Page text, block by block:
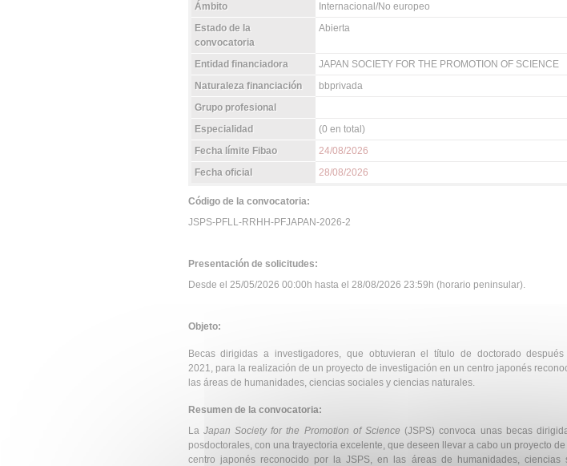
Ámbito
Internacional/No europeo
Estado de la
convocatoria
Abierta
Entidad financiadora
JAPAN SOCIETY FOR THE PROMOTION OF SCIENCE
Naturaleza financiación
bbprivada
Grupo profesional
Especialidad
(0 en total)
Fecha límite Fibao
24/08/2026
Fecha oficial
28/08/2026
Código de la convocatoria:
JSPS-PFLL-RRHH-PFJAPAN-2026-2
Presentación de solicitudes:
Desde el 25/05/2026 00:00h hasta el 28/08/2026 23:59h (horario peninsular).
Objeto:
Becas dirigidas a investigadores, que obtuvieran el título de doctorado
2021, para la realización de un proyecto de investigación en un centro japonés
las áreas de humanidades, ciencias sociales y ciencias naturales.
Resumen de la convocatoria:
La Japan Society for the Promotion of Science (JSPS) convoca unas becas
posdoctorales, con una trayectoria excelente, que deseen llevar a cabo un proyecto
centro japonés reconocido por la JSPS, en las áreas de humanidades, ciencias